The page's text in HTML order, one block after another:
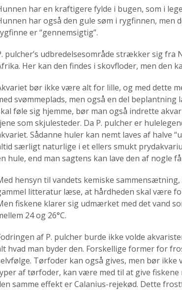
har en kraftigere fylde i bugen, som i
har også den gule søm i rygfinnen, men
er “gennemsigtig”.
pulcher’s udbredelsesområde strækker sig
Her kan den findes i skovfloder, men den
bør ikke være alt for lille, og med dette
svømmeplads, men også en del
føle sig hjemme, bør man også indrette
som skjulesteder. Da P. pulcher er
Sådanne huler kan nemt laves af halve
særligt naturlige i et ellers smukt
hule, end man sagtens kan lave den af nogle
hensyn til vandets kemiske
litteratur læse, at hårdheden skal være
fiskene klarer sig udmærket med det vand
24 og 26°C.
af P. pulcher burde ikke volde
hvad man byder den. Forskellige former for
Tørfoder kan også gives, men bør
af tørfoder, kan være med til at give
samme effekt er Calanius-rejekød. Dette